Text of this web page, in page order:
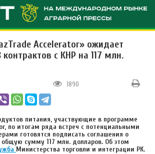
Accelerator» ожидает
контрактов с КНР на 117 млн.
1890
питания, участвующие в программе
по итогам ряда встреч с потенциальными
готовятся подписать соглашения о
общую сумму 117 млн. долларов. Об этом
Министерства торговли и интеграции РК.